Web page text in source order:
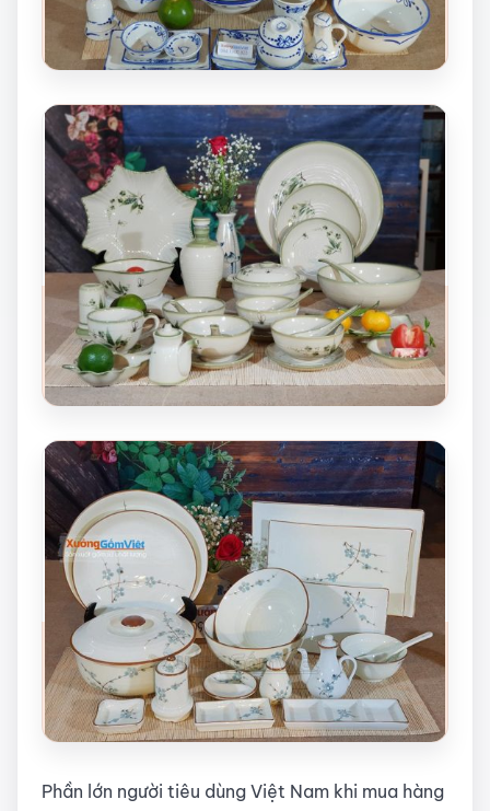
Phần lớn người tiêu dùng Việt Nam khi mua hàng